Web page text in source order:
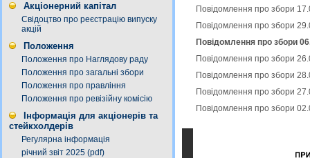
Акціонерний капітал
Свідоцтво про реєстрацію випуску
акцій
Положення
Положення про Наглядову раду
Положення про загальні збори
Положення про правління
Положення про ревізійну комісію
Інформація для акціонерів та
стейкхолдерів
Регулярна інформація
річний звіт 2025 (pdf)
Повідомлення про збори
Повідомлення про збори
Повідомлення про збори
Повідомлення про збори
Повідомлення про збори
Повідомлення про збори
Повідомлення про збори